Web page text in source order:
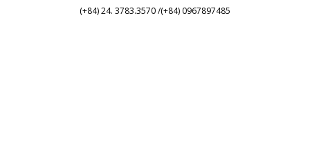
(+84) 24. 3783.3570 /(+84) 0967897485